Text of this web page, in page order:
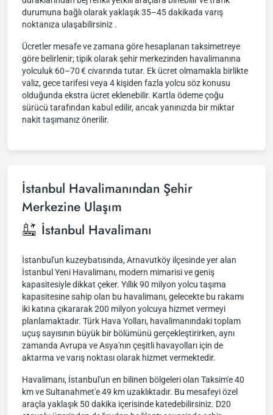
durumuna bağlı olarak yaklaşık 35–45 dakikada varış
noktanıza ulaşabilirsiniz .
Ücretler mesafe ve zamana göre hesaplanan taksimetreye
göre belirlenir; tipik olarak şehir merkezinden havalimanına
yolculuk 60–70 € civarında tutar. Ek ücret olmamakla birlikte
valiz, gece tarifesi veya 4 kişiden fazla yolcu söz konusu
olduğunda ekstra ücret eklenebilir. Kartla ödeme çoğu
sürücü tarafından kabul edilir, ancak yanınızda bir miktar
nakit taşımanız önerilir.
İstanbul Havalimanından Şehir
Merkezine Ulaşım
İstanbul Havalimanı
İstanbul'un kuzeybatısında, Arnavutköy ilçesinde yer alan
İstanbul Yeni Havalimanı, modern mimarisi ve geniş
kapasitesiyle dikkat çeker. Yıllık 90 milyon yolcu taşıma
kapasitesine sahip olan bu havalimanı, gelecekte bu rakamı
iki katına çıkararak 200 milyon yolcuya hizmet vermeyi
planlamaktadır. Türk Hava Yolları, havalimanındaki toplam
uçuş sayısının büyük bir bölümünü gerçekleştirirken, aynı
zamanda Avrupa ve Asya'nın çeşitli havayolları için de
aktarma ve varış noktası olarak hizmet vermektedir.
Havalimanı, İstanbul'un en bilinen bölgeleri olan Taksim'e 40
km ve Sultanahmet'e 49 km uzaklıktadır. Bu mesafeyi özel
araçla yaklaşık 50 dakika içerisinde katedebilirsiniz. D20